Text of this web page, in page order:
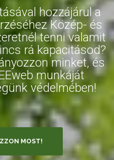
hozzájárul a
Közép- és
tenni valamit
rá kapacitásod?
minket, és
munkáját
védelmében!
MOST!